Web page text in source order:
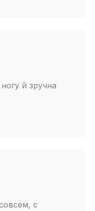
й зручна
с